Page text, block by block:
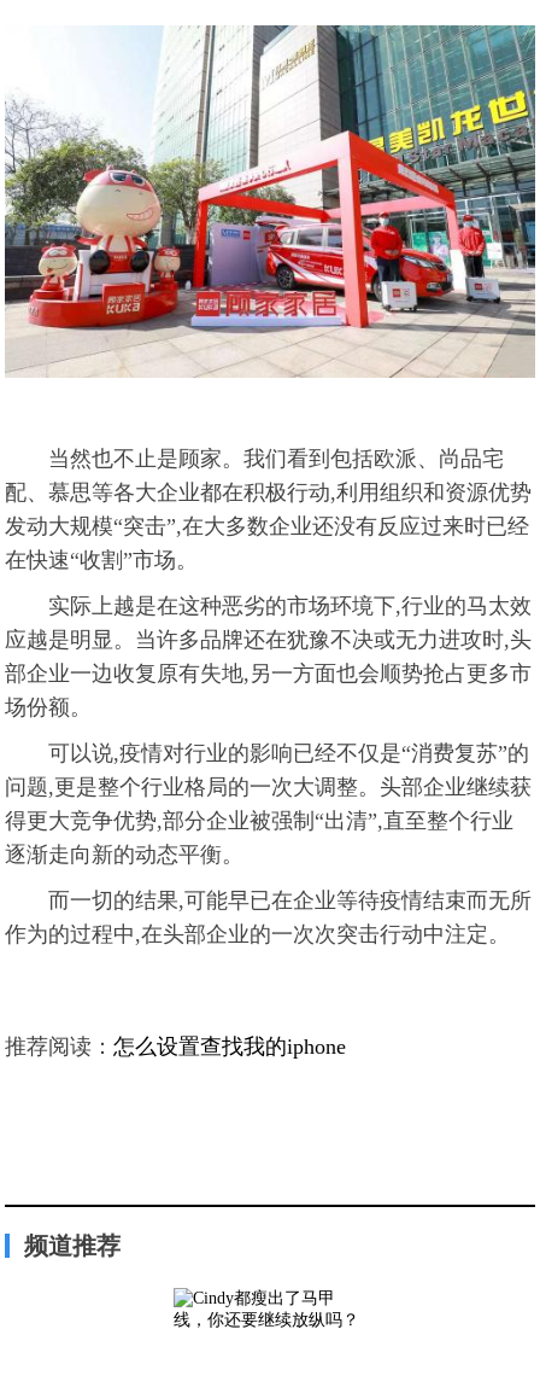
当然也不止是顾家。我们看到包括欧派、尚品宅
配、慕思等各大企业都在积极行动,利用组织和资源优势
发动大规模“突击”,在大多数企业还没有反应过来时已经
在快速“收割”市场。
实际上越是在这种恶劣的市场环境下,行业的马太效
应越是明显。当许多品牌还在犹豫不决或无力进攻时,头
部企业一边收复原有失地,另一方面也会顺势抢占更多市
场份额。
可以说,疫情对行业的影响已经不仅是“消费复苏”的
问题,更是整个行业格局的一次大调整。头部企业继续获
得更大竞争优势,部分企业被强制“出清”,直至整个行业
逐渐走向新的动态平衡。
而一切的结果,可能早已在企业等待疫情结束而无所
作为的过程中,在头部企业的一次次突击行动中注定。
推荐阅读：怎么设置查找我的iphone
频道推荐